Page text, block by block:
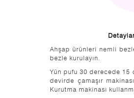
Ahşap ürünleri nemli
bezle kurulayın.
Yün pufu 30 derecede 15
devirde çamaşır
Kurutma makinası